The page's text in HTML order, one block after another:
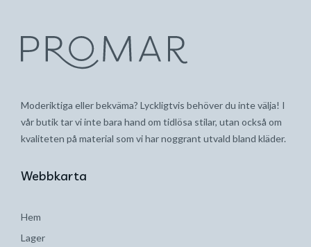
Moderiktiga eller bekväma? Lyckligtvis behöver du inte välja! I
vår butik tar vi inte bara hand om tidlösa stilar, utan också om
kvaliteten på material som vi har noggrant utvald bland kläder.
Webbkarta
Hem
Lager